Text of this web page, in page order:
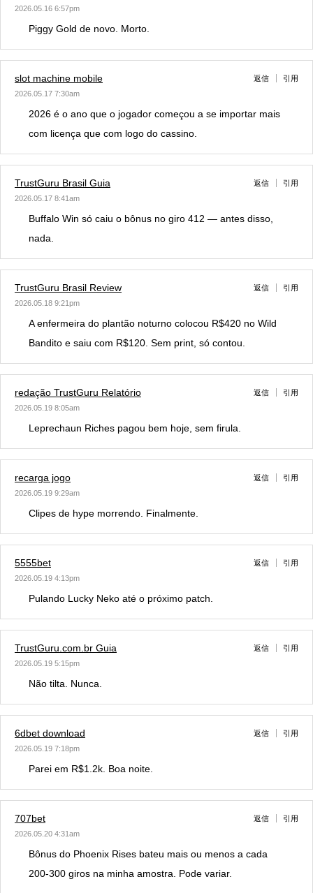
2026.05.16 6:57pm
Piggy Gold de novo. Morto.
slot machine mobile
2026.05.17 7:30am
返信 引用
2026 é o ano que o jogador começou a se importar mais
com licença que com logo do cassino.
TrustGuru Brasil Guia
2026.05.17 8:41am
返信 引用
Buffalo Win só caiu o bônus no giro 412 — antes disso,
nada.
TrustGuru Brasil Review
2026.05.18 9:21pm
返信 引用
A enfermeira do plantão noturno colocou R$420 no Wild
Bandito e saiu com R$120. Sem print, só contou.
redação TrustGuru Relatório
2026.05.19 8:05am
返信 引用
Leprechaun Riches pagou bem hoje, sem firula.
recarga jogo
2026.05.19 9:29am
返信 引用
Clipes de hype morrendo. Finalmente.
5555bet
2026.05.19 4:13pm
返信 引用
Pulando Lucky Neko até o próximo patch.
TrustGuru.com.br Guia
2026.05.19 5:15pm
返信 引用
Não tilta. Nunca.
6dbet download
2026.05.19 7:18pm
返信 引用
Parei em R$1.2k. Boa noite.
707bet
2026.05.20 4:31am
返信 引用
Bônus do Phoenix Rises bateu mais ou menos a cada
200-300 giros na minha amostra. Pode variar.